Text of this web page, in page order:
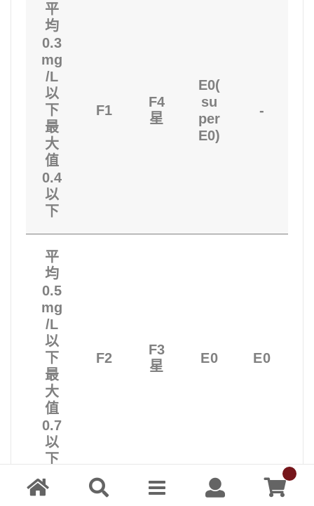
平
均
0.3
mg
/L
以
下
最
大
值
0.4
以
下
F1
F4
星
E0(
su
per
E0)
-
平
均
0.5
mg
/L
以
下
最
大
值
0.7
以
下
F2
F3
星
E0 E0